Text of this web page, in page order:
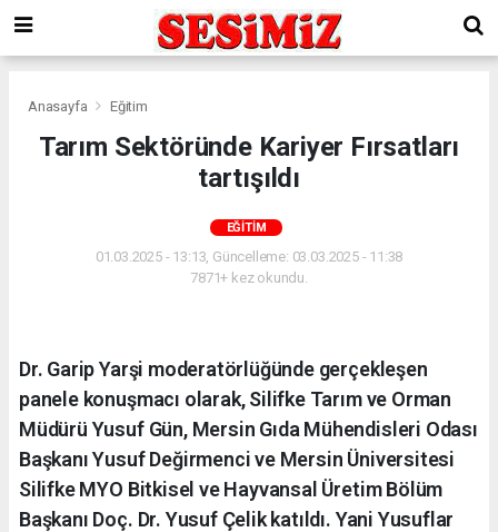
Anasayfa Eğitim
Tarım Sektöründe Kariyer Fırsatları
tartışıldı
EĞITIM
01.03.2025 - 13:13, Güncelleme: 03.03.2025 - 11:38
7871+ kez okundu.
Dr. Garip Yarşi moderatörlüğünde gerçekleşen
panele konuşmacı olarak, Silifke Tarım ve Orman
Müdürü Yusuf Gün, Mersin Gıda Mühendisleri Odası
Başkanı Yusuf Değirmenci ve Mersin Üniversitesi
Silifke MYO Bitkisel ve Hayvansal Üretim Bölüm
Başkanı Doç. Dr. Yusuf Çelik katıldı. Yani Yusuflar